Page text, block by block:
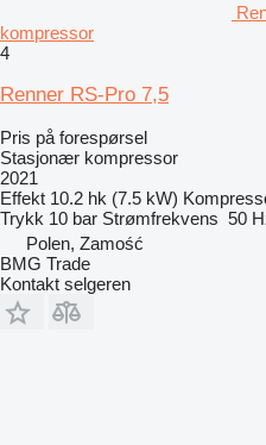
kompressor
4
Renner RS-Pro 7,5
Pris på forespørsel
Stasjonær kompressor
2021
Effekt 10.2 hk (7.5 kW)
Trykk 10 bar Strømfrekvens 50
Polen, Zamość
BMG Trade
Kontakt selgeren